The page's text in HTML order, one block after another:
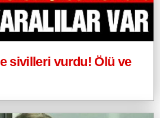
sivilleri vurdu! Ölü ve